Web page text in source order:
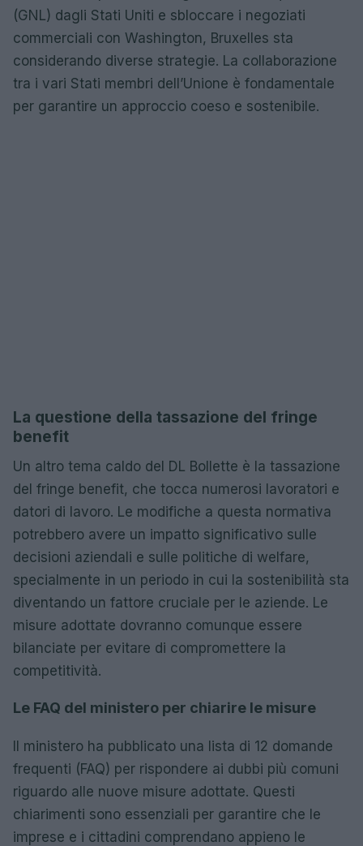
(GNL) dagli Stati Uniti e sbloccare i negoziati
commerciali con Washington, Bruxelles sta
considerando diverse strategie. La collaborazione
tra i vari Stati membri dell’Unione è fondamentale
per garantire un approccio coeso e sostenibile.
La questione della tassazione del fringe
benefit
Un altro tema caldo del DL Bollette è la tassazione
del fringe benefit, che tocca numerosi lavoratori e
datori di lavoro. Le modifiche a questa normativa
potrebbero avere un impatto significativo sulle
decisioni aziendali e sulle politiche di welfare,
specialmente in un periodo in cui la sostenibilità sta
diventando un fattore cruciale per le aziende. Le
misure adottate dovranno comunque essere
bilanciate per evitare di compromettere la
competitività.
Le FAQ del ministero per chiarire le misure
Il ministero ha pubblicato una lista di 12 domande
frequenti (FAQ) per rispondere ai dubbi più comuni
riguardo alle nuove misure adottate. Questi
chiarimenti sono essenziali per garantire che le
imprese e i cittadini comprendano appieno le